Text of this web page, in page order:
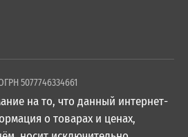
5077746334661
на то, что данный интернет-
о товарах и ценах,